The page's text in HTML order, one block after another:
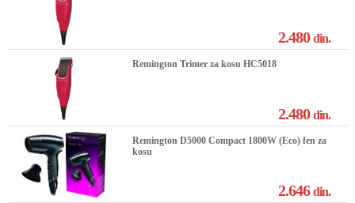
2.480din.
Remington Trimer za kosu HC5018
2.480din.
Remington D5000 Compact 1800W (Eco) fen za
kosu
2.646din.